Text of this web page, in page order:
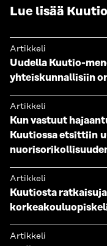
Lue lisää
Artikkeli
Uudella Kuutio-
yhteiskunnallisiin
Artikkeli
Kun vastuut
Kuutiossa etsittiin
Artikkeli
Kuutiosta
Artikkeli